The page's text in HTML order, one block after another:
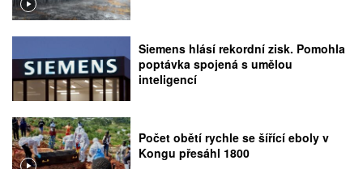
Siemens hlásí rekordní zisk. Pomohla
poptávka spojená s umělou
inteligencí
Počet obětí rychle se šířící eboly v
Kongu přesáhl 1800